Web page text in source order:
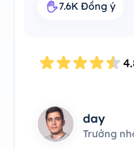
7.6K Đồng ý
day
Trưởng